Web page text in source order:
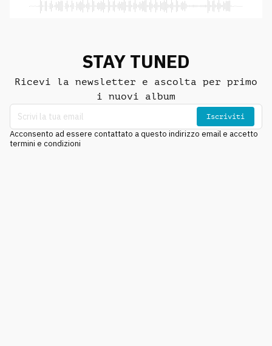
STAY TUNED
Ricevi la newsletter e ascolta per primo
i nuovi album
Iscriviti
Acconsento ad essere contattato a questo indirizzo email e accetto
termini e condizioni